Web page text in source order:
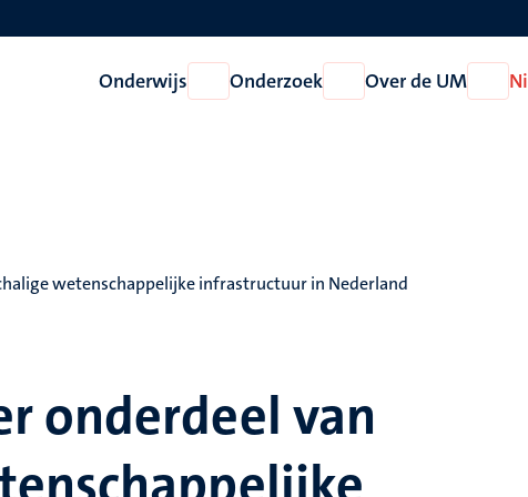
Onderwijs
Open
Onderwijs
Onderzoek
Open
Onderzoek
Over de UM
Open
Over
wetenschappelijke infrastructuur in Nederland
onderdeel van